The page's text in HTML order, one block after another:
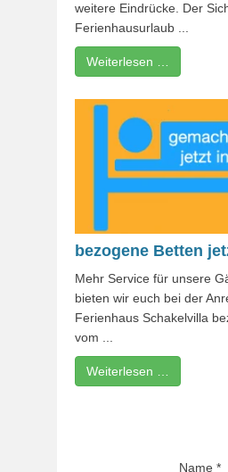
weitere Eindrücke. Der
Ferienhausurlaub ...
Weiterlesen …
bezogene Betten
Mehr Service für unsere
bieten wir euch bei der
Ferienhaus Schakelvilla
vom ...
Weiterlesen …
Name *